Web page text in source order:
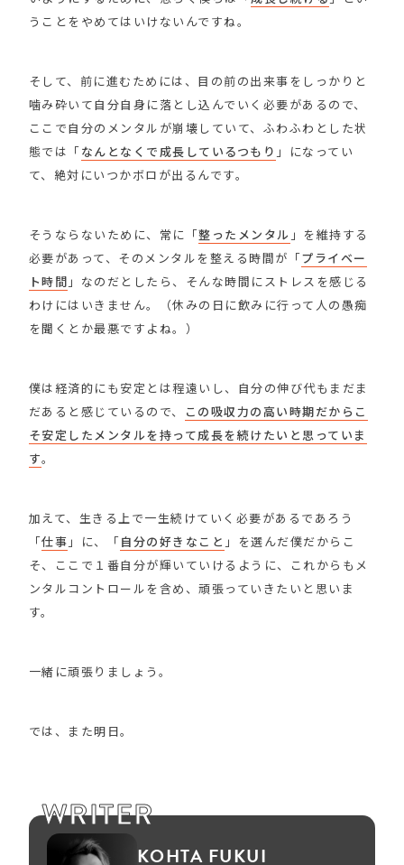
うことをやめてはいけないんですね。
そして、前に進むためには、目の前の出来事をしっかりと
噛み砕いて自分自身に落とし込んでいく必要があるので、
ここで自分のメンタルが崩壊していて、ふわふわとした状
態では「なんとなくで成長しているつもり 」になってい
て、絶対にいつかボロが出るんです。
そうならないために、常に「整ったメンタル 」を維持する
必要があって、そのメンタルを整える時間が「プライベー
ト時間 」なのだとしたら、そんな時間にストレスを感じる
わけにはいきません。（休みの日に飲みに行って人の愚痴
を聞くとか最悪ですよね。）
僕は経済的にも安定とは程遠いし、自分の伸び代もまだま
だあると感じているので、
この吸収力の高い時期だからこ
そ安定したメンタルを持って成長を続けたいと思っていま
す。
加えて、生きる上で一生続けていく必要があるであろう
「仕事 」に、「自分の好きなこと 」を選んだ僕だからこ
そ、ここで１番自分が輝いていけるように、これからもメ
ンタルコントロールを含め、頑張っていきたいと思いま
す。
一緒に頑張りましょう。
では、また明日。
WRITER
KOHTA FUKUI